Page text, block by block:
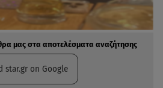
μας στα αποτελέσματα αναζήτησης
star.gr on Google